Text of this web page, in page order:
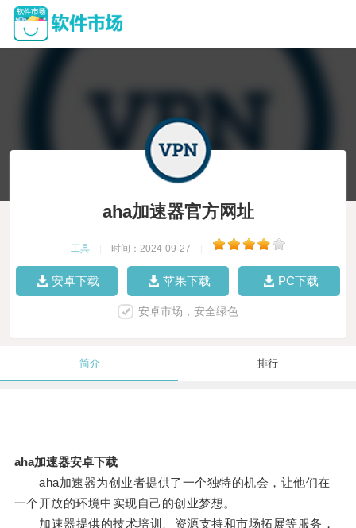
aha加速器官方网址
工具 时间：2024-09-27
安卓下载 苹果下载 PC下载
安卓市场，安全绿色
简介 排行
aha加速器安卓下载
aha加速器为创业者提供了一个独特的机会，让他们在
一个开放的环境中实现自己的创业梦想。
加速器提供的技术培训、资源支持和市场拓展等服务，